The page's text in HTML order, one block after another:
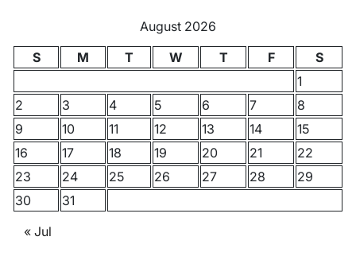
August 2026
S
M T W T F
S
1
2
3 4 5 6 7
8
9
10 11 12 13 14
15
16
17 18 19 20 21
22
23
24 25 26 27 28
29
30
31
« Jul